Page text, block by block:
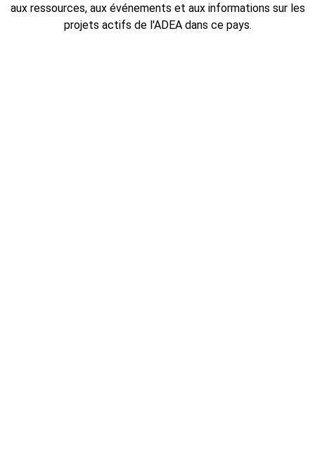
aux ressources, aux événements et aux informations sur les
projets actifs de l'ADEA dans ce pays.